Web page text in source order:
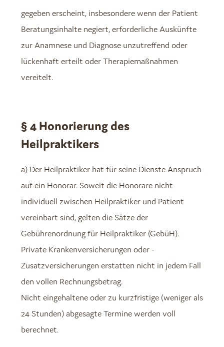
gegeben erscheint, insbesondere wenn der Patient
Beratungsinhalte negiert, erforderliche Auskünfte
zur Anamnese und Diagnose unzutreffend oder
lückenhaft erteilt oder Therapiemaßnahmen
vereitelt.
§ 4 Honorierung des
Heilpraktikers
a) Der Heilpraktiker hat für seine Dienste Anspruch
auf ein Honorar. Soweit die Honorare nicht
individuell zwischen Heilpraktiker und Patient
vereinbart sind, gelten die Sätze der
Gebührenordnung für Heilpraktiker (GebüH).
Private Krankenversicherungen oder -
Zusatzversicherungen erstatten nicht in jedem Fall
den vollen Rechnungsbetrag.
Nicht eingehaltene oder zu kurzfristige (weniger als
24 Stunden) abgesagte Termine werden voll
berechnet.